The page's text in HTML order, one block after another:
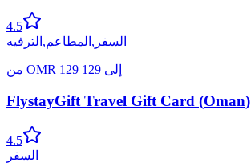
4.5
السفر , المطاعم, الترفيه
من OMR 129 إلى 129
FlystayGift Travel Gift Card (Oman)
4.5
السفر